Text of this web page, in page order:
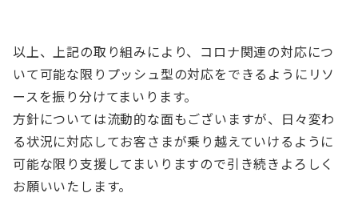
以上、上記の取り組みにより、コロナ関連の対応につ
いて可能な限りプッシュ型の対応をできるようにリソ
ースを振り分けてまいります。
方針については流動的な面もございますが、日々変わ
る状況に対応してお客さまが乗り越えていけるように
可能な限り支援してまいりますので引き続きよろしく
お願いいたします。